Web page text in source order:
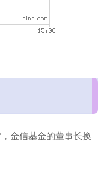
金信基金的董事长换